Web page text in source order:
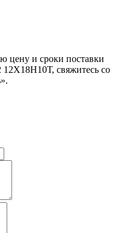
цену и сроки поставки
свяжитесь со